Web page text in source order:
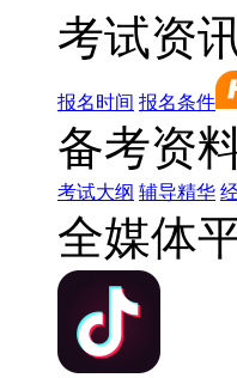
考试资
报名时间 报名条件
备考资
考试大纲 辅导精华
全媒体